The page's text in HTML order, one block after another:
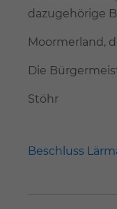
dazugehörige
Moormerland,
Die
Stöhr
Beschluss